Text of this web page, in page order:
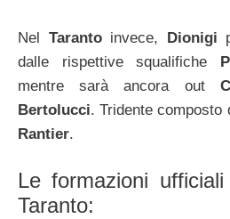
Nel Tarantoinvece, Dionigi
dalle rispettive squalifiche
mentre sarà ancora out
Bertolucci. Tridente composto
Rantier.
Le formazioni
Taranto: